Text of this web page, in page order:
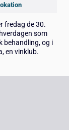
fredag de 30.
som
behandling, og i
en vinklub.